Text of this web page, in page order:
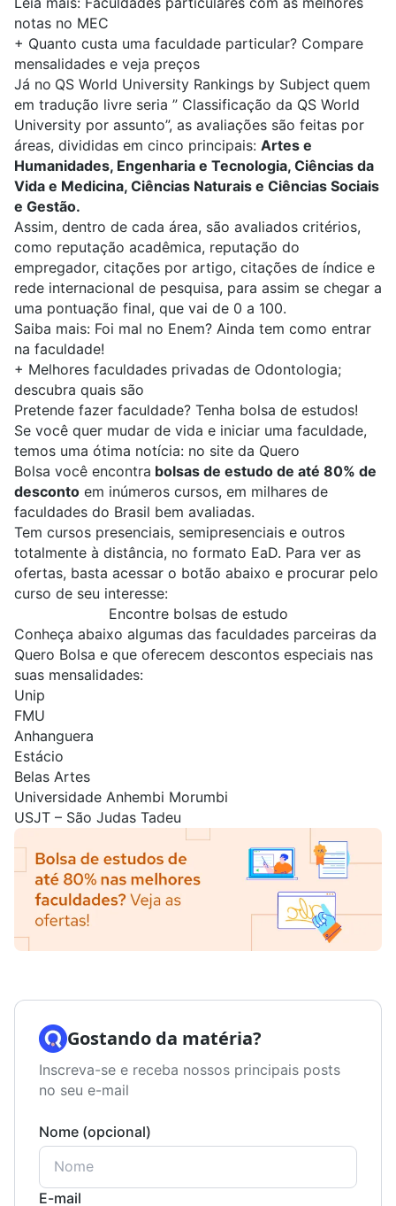
notas no MEC
+ Quanto custa uma faculdade particular? Compare
mensalidades e veja preços
Já no QS World University Rankings by Subject quem
em tradução livre seria ” Classificação da QS World
University por assunto”, as avaliações são feitas por
áreas, divididas em cinco principais: Artes e
Humanidades, Engenharia e Tecnologia, Ciências da
Vida e Medicina, Ciências Naturais e Ciências Sociais
e Gestão.
Assim, dentro de cada área, são avaliados critérios,
como reputação acadêmica, reputação do
empregador, citações por artigo, citações de índice e
rede internacional de pesquisa, para assim se chegar a
uma pontuação final, que vai de 0 a 100.
Saiba mais: Foi mal no Enem? Ainda tem como entrar
na faculdade!
+ Melhores faculdades privadas de Odontologia;
descubra quais são
Pretende fazer faculdade? Tenha bolsa de estudos!
Se você quer mudar de vida e iniciar uma faculdade,
temos uma ótima notícia: no site da Quero
Bolsa você encontra bolsas de estudo de até 80% de
desconto em inúmeros cursos, em milhares de
faculdades do Brasil bem avaliadas.
Tem cursos presenciais, semipresenciais e outros
totalmente à distância, no formato EaD. Para ver as
ofertas, basta acessar o botão abaixo e procurar pelo
curso de seu interesse:
Encontre bolsas de estudo
Conheça abaixo algumas das faculdades parceiras da
Quero Bolsa e que oferecem descontos especiais nas
suas mensalidades:
Unip
FMU
Anhanguera
Estácio
Belas Artes
Universidade Anhembi Morumbi
USJT – São Judas Tadeu
Gostando da matéria?
Inscreva-se e receba nossos principais posts
no seu e-mail
Nome (opcional)
E-mail